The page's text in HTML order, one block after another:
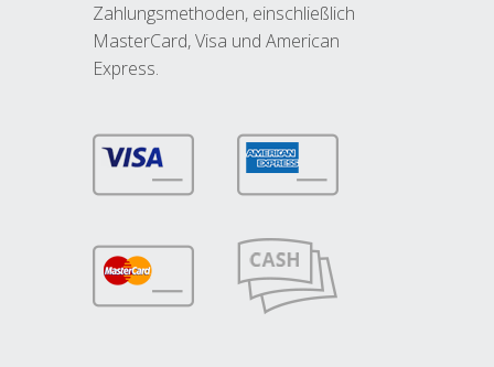
Zahlungsmethoden, einschließlich
MasterCard, Visa und American
Express.